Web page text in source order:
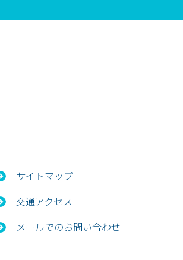
サイトマップ
交通アクセス
メールでのお問い合わせ